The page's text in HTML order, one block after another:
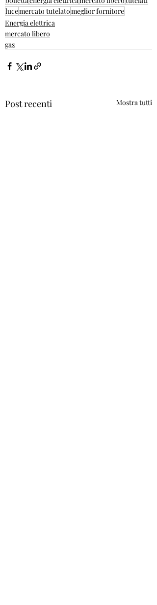
lucemercato tutelatomeglior fornitore
Energia elettrica
mercato libero
gas
Post recenti Mostra tutti